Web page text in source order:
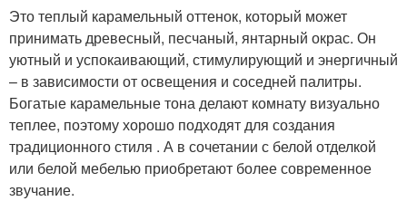
Это теплый карамельный оттенок, который может
принимать древесный, песчаный, янтарный окрас. Он
уютный и успокаивающий, стимулирующий и энергичный
– в зависимости от освещения и соседней палитры.
Богатые карамельные тона делают комнату визуально
теплее, поэтому хорошо подходят для создания
традиционного стиля . А в сочетании с белой отделкой
или белой мебелью приобретают более современное
звучание.